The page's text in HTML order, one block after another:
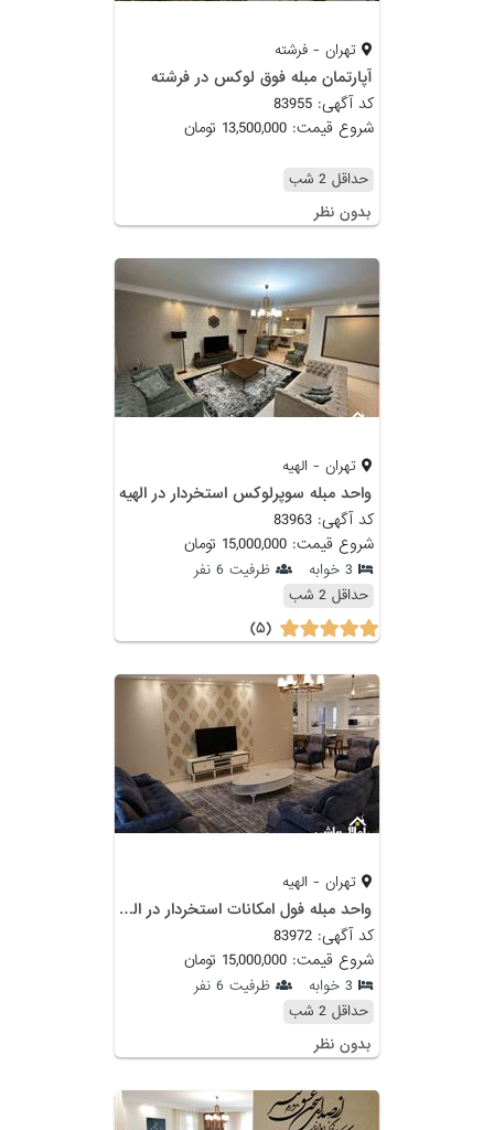
تهران - فرشته
آپارتمان مبله فوق لوکس در فرشته
کد آگهی: 83955
شروع قیمت: 13,500,000 تومان
حداقل 2 شب
بدون نظر
تهران - الهیه
واحد مبله سوپرلوکس استخردار در الهیه
کد آگهی: 83963
شروع قیمت: 15,000,000 تومان
3 خوابه
ظرفیت 6 نفر
حداقل 2 شب
(۵)
تهران - الهیه
واحد مبله فول امکانات استخردار در الهیه
کد آگهی: 83972
شروع قیمت: 15,000,000 تومان
3 خوابه
ظرفیت 6 نفر
حداقل 2 شب
بدون نظر